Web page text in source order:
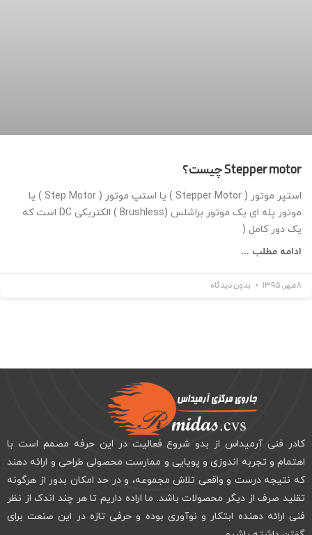
Stepper motor چیست؟
استپر موتور ( Stepper Motor ) یا استپ موتور ( Step Motor ) یا
موتور پله ای یک موتور براشلس (Brushless ) الکتریکی DC است که
یک دور کامل (
ادامه مطلب ...
8 مهر, 1395 بدون دیدگاه
کادر فنی آرمیداس از بدو شروع فعالیت در این حرفه مصمم است با
اهتمام و تجربه اندوزی و پویایی و ممارست محصولی طراحی و ارائه دهند
که نتیجه درست و واقعی تلاش مجموعه، و در حد امکان بدور از هرگونه
تقلید صرف از دیگر محصولات باشد. ما اراده داریم تا هر چند اندک از نظر
فنی ارائه دهنده ابتکار و نوآوری بوده و حرفی تازه در این صنعت برای